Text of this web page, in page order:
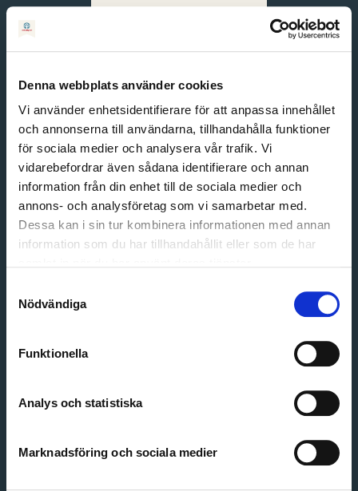
Denna webbplats använder cookies
Vi använder enhetsidentifierare för att anpassa innehållet
och annonserna till användarna, tillhandahålla funktioner
för sociala medier och analysera vår trafik. Vi
vidarebefordrar även sådana identifierare och annan
information från din enhet till de sociala medier och
annons- och analysföretag som vi samarbetar med.
Dessa kan i sin tur kombinera informationen med annan
information som du har tillhandahållit eller som de har
Nödvändiga
Funktionella
Analys och statistiska
Marknadsföring och sociala medier
English
Svenska
Email address
Customer service